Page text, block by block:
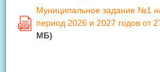
PDF
Муниципальное задание №1
период 2026 и 2027 годов от
MБ)